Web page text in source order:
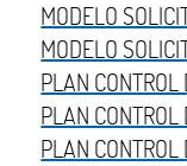
MODELO
MODELO
PLAN
PLAN
PLAN